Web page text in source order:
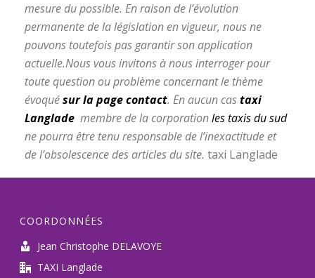
mesure du possible. En raison de l’évolution
permanente de la législation en vigueur, nous ne
pouvons toutefois pas garantir son application
actuelle.Nous vous invitons à nous interroger pour
toute question ou problème concernant le thème
évoquésur la pagecontact. En aucun castaxi
Langlade membre de la corporationles taxis du sud
ne pourra être tenu responsable de l’inexactitude et
de l’obsolescence des articles du site. taxi Langlade
COORDONNÉES
Jean Christophe DELAVOYE
TAXI Langlade